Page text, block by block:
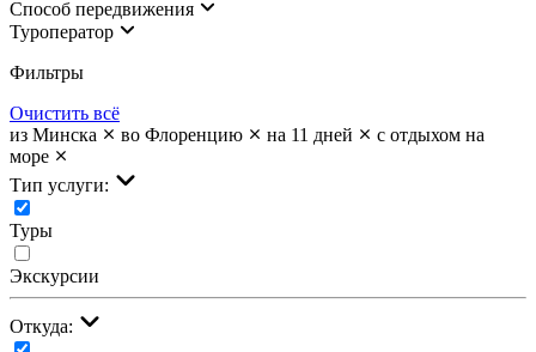
Cпособ передвижения
Туроператор
Фильтры
Очистить всё
из Минска
во Флоренцию на 11 дней
с отдыхом на
море
Тип услуги:
Туры
Экскурсии
Откуда: